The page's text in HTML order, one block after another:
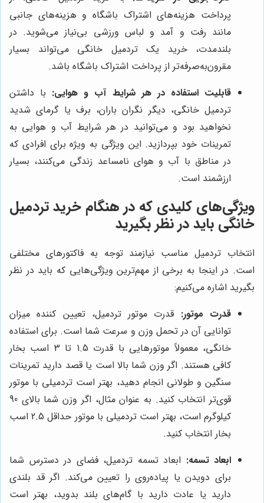
پرداخت هزینه‌های اشتراک باشگاه و هزینه‌های جانبی
مانند رفت و آمد و لباس ورزشی بی‌نیاز می‌شوید. در
بلندمدت، خرید یک تردمیل خانگی می‌تواند بسیار
مقرون‌به‌صرفه‌تر از پرداخت اشتراک باشگاه باشد.
قابلیت استفاده در هر شرایط آب و هوایی: با داشتن
تردمیل خانگی، دیگر نگران باران، برف یا گرمای شدید
نخواهید بود و می‌توانید در هر شرایط آب و هوایی به
تمرینات خود بپردازید. این ویژگی به ویژه برای افرادی که
در مناطق با آب و هوای نامساعد زندگی می‌کنند، بسیار
ارزشمند است.
ویژگی‌های کلیدی که در هنگام خرید تردمیل
خانگی باید در نظر بگیرید
انتخاب تردمیل مناسب نیازمند توجه به فاکتورهای مختلفی
است. در اینجا به برخی از مهم‌ترین ویژگی‌هایی که باید در نظر
بگیرید اشاره می‌کنیم:
قدرت موتور: قدرت موتور تردمیل، تعیین کننده میزان
توانایی آن در تحمل وزن و سرعت شما است. برای استفاده
خانگی، معمولاً موتورهایی با قدرت 1.5 تا 3 اسب بخار
کافی هستند. اگر وزن شما بالا است یا قصد دارید تمرینات
سنگین و طولانی انجام دهید، بهتر است تردمیلی با موتور
قوی‌تر انتخاب کنید. به عنوان مثال، اگر وزن شما بالای 90
کیلوگرم است، بهتر است تردمیلی با موتور حداقل 2.5 اسب
بخار انتخاب کنید.
ابعاد تسمه: ابعاد تسمه تردمیل، فضای در دسترس شما
برای دویدن یا پیاده‌روی را تعیین می‌کند. اگر قد بلندی
دارید یا عادت دارید با گام‌های بلند بدوید، بهتر است